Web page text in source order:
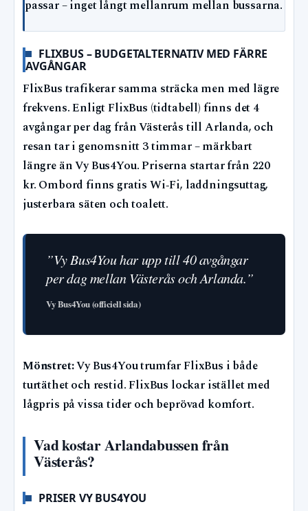
passar – inget långt mellanrum mellan bussarna.
FLIXBUS – BUDGETALTERNATIV MED FÄRRE
AVGÅNGAR
FlixBus trafikerar samma sträcka men med lägre
frekvens. Enligt FlixBus (tidtabell) finns det 4
avgångar per dag från Västerås till Arlanda, och
resan tar i genomsnitt 3 timmar – märkbart
längre än Vy Bus4You. Priserna startar från 220
kr. Ombord finns gratis Wi‑Fi, laddningsuttag,
justerbara säten och toalett.
”Vy Bus4You har upp till 40 avgångar
per dag mellan Västerås och Arlanda.”
Vy Bus4You (officiell sida)
Mönstret:Vy Bus4You trumfar FlixBus i både
turtäthet och restid. FlixBus lockar istället med
lågpris på vissa tider och beprövad komfort.
Vad kostar Arlandabussen från
Västerås?
PRISER VY BUS4YOU